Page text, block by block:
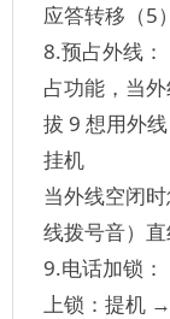
应答转移（5
8.预占外线
占功能，当
拔 9 想用外
挂机
当外线空闭
线拨号音）
9.电话加锁：
上锁：提机